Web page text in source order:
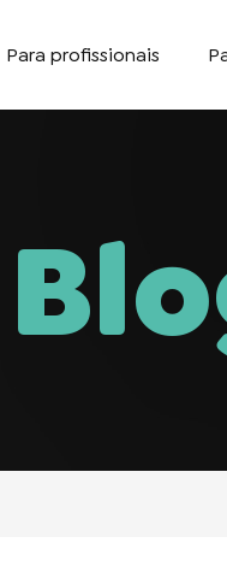
Para profissionais